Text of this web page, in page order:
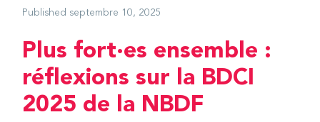
Published septembre 10, 2025
Plus fort·es ensemble :
réflexions sur la BDCI
2025 de la NBDF